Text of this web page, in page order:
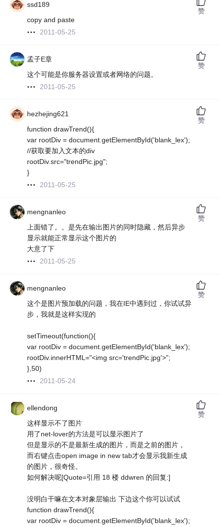
ssd189
copy and paste
2011-05-25
赞
孟子E章
这个可能是你服务器设置或者网络的问题。
2011-05-25
赞
hezhejing621
function drawTrend(){
var rootDiv = document.getElementById('blank_lex');
//获取要加入文本的div
rootDiv.src="trendPic.jpg";
}
2011-05-25
赞
mengnanleo
上面错了。。是先在输出图片的同时隐藏，然后异步
显示就能正常显示这个图片的
大意了下
2011-05-25
赞
mengnanleo
这个是图片预加载的问题，我在IE中遇到过，你试试异
步，我就是这样实现的
setTimeout(function(){
var rootDiv = document.getElementById('blank_lex');
rootDiv.innerHTML="<img src='trendPic.jpg'>";
},50)
2011-05-24
赞
ellendong
这样显示不了图片
用了net-lover的方法是可以显示图片了
但是显示的不是最新生成的图片，而是之前的图片，
而右键点击open image in new tab才会显示我新生成
的图片，很奇怪。
如何解决呢[Quote=引用 18 楼 ddwren 的回复:]
没明白干嘛在文本对象层输出 下边这个你可以试试
function drawTrend(){
var rootDiv = document.getElementById('blank_lex');
赞